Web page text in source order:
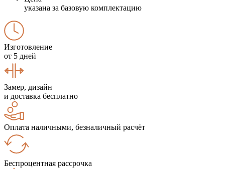
указана за базовую комплектацию
Изготовление
от 5 дней
Замер, дизайн
и доставка бесплатно
Оплата наличными, безналичный расчёт
Беспроцентная рассрочка